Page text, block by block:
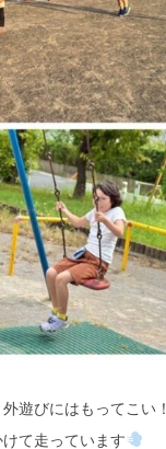
遊びにはもってこい！
て走っています